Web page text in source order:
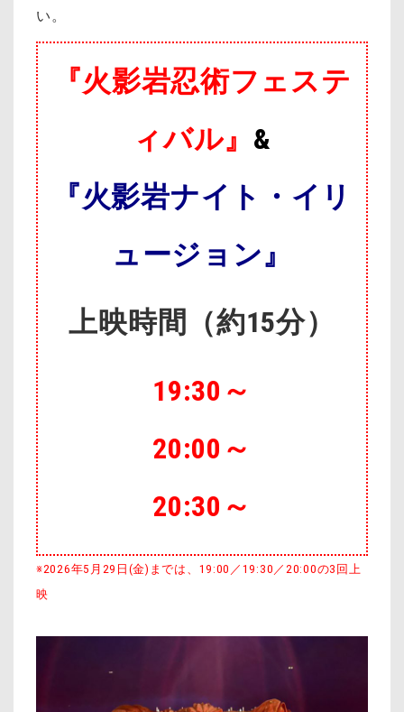
い。
『火影岩忍術フェステ
ィバル』 &
『火影岩ナイト・イリ
ュージョン』
上映時間
（約15分）
19:30～
20:00～
20:30～
※2026年5月29日(金)までは、19:00／19:30／20:00の3回上
映